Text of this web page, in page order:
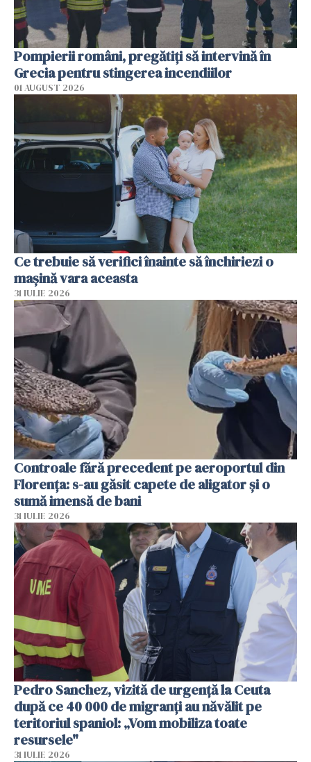
Pompierii români, pregătiţi să intervină în
Grecia pentru stingerea incendiilor
01 AUGUST 2026
Ce trebuie să verifici înainte să închiriezi o
mașină vara aceasta
31 IULIE 2026
Controale fără precedent pe aeroportul din
Florența: s-au găsit capete de aligator și o
sumă imensă de bani
31 IULIE 2026
Pedro Sanchez, vizită de urgență la Ceuta
după ce 40 000 de migranți au năvălit pe
teritoriul spaniol: „Vom mobiliza toate
resursele"
31 IULIE 2026